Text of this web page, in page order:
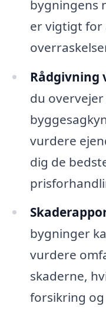
bygningens
er vigtigt for
Rådgivning
du
vurdere
dig de
bygninger
vurdere
skaderne,
forsikring